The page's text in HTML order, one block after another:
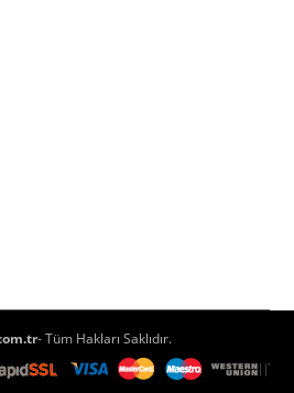
- Tüm Hakları Saklıdır.